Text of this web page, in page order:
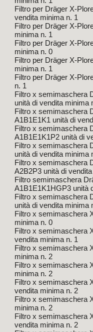
Filtro per Dräger X-
vendita minima n. 1
Filtro per Dräger X-
minima n. 1
Filtro per Dräger X-
minima n. 0
Filtro per Dräger X-
minima n. 1
Filtro per Dräger X-
n. 1
Filtro x semimaschera
unità di vendita minima
Filtro x semimaschera
A1B1E1K1 unità di
Filtro x semimaschera
A1B1E1K1P2 unità di
Filtro x semimaschera
unità di vendita minima
Filtro x semimaschera
A2B2P3 unità di
Filtro semimaschera
A1B1E1K1HGP3 unità
Filtro x semimaschera
unità di vendita minima
Filtro x semimaschera
minima n. 0
Filtro x semimaschera
vendita minima n. 1
Filtro x semimaschera
minima n. 2
Filtro x semimaschera
minima n. 2
Filtro x semimaschera
vendita minima n. 2
Filtro x semimaschera
minima n. 2
Filtro x semimaschera
vendita minima n. 2